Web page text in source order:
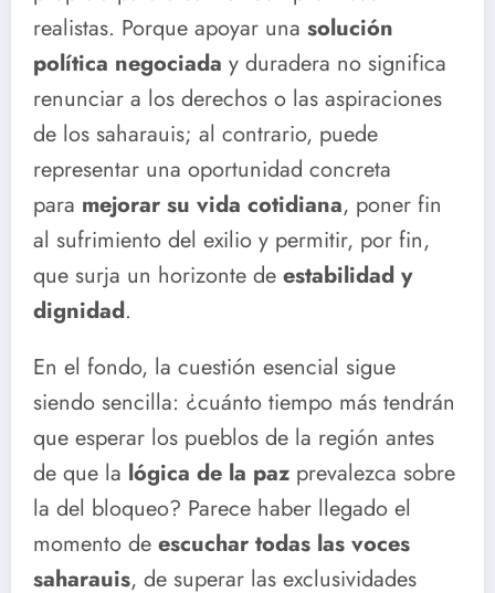
realistas. Porque apoyar una solución
política negociada y duradera no significa
renunciar a los derechos o las aspiraciones
de los saharauis; al contrario, puede
representar una oportunidad concreta
para mejorar su vida cotidiana, poner fin
al sufrimiento del exilio y permitir, por fin,
que surja un horizonte de estabilidad y
dignidad.
En el fondo, la cuestión esencial sigue
siendo sencilla: ¿cuánto tiempo más tendrán
que esperar los pueblos de la región antes
de que la lógica de la paz prevalezca sobre
la del bloqueo? Parece haber llegado el
momento de escuchar todas las voces
saharauis, de superar las exclusividades